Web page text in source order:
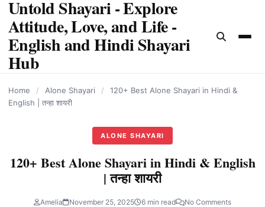
content
Untold Shayari - Explore
Attitude, Love, and Life -
English and Hindi Shayari
Hub
Home / Alone Shayari /
120+ Best Alone Shayari in Hindi &
English | तन्हा शायरी
ALONE SHAYARI
120+ Best Alone Shayari in Hindi & English
| तन्हा शायरी
Amelia November 25, 2025 6 min read No Comments